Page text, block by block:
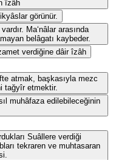
îzâh
görünür.
Ma‘nâlar arasında
belâgatı kaybeder.
verdiğine dâir îzâh
atmak, başkasıyla mezc
tağyîr etmektir.
muhâfaza edilebileceğinin
Suâllere verdiği
tekraren ve muhtasaran